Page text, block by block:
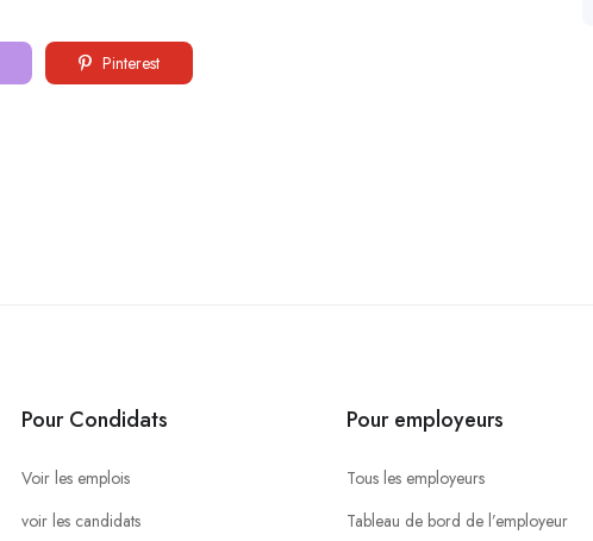
Pinterest
Pour Condidats
Voir les emplois
voir les candidats
Pour employeurs
Tous les employeurs
Tableau de bord de l’employeur